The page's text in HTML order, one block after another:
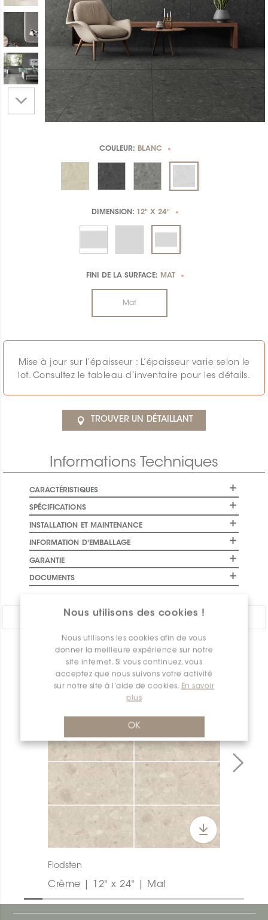
Nous utilisons des cookies !
Nous utilisons les cookies afin de vous
donner la meilleure expérience sur notre
site internet. Si vous continuez, vous
acceptez que nous suivons votre activité
sur notre site à l’aide de cookies. En savoir
plus
OK
COULEUR: BLANC *
DIMENSION: 12" X 24" *
FINI DE LA SURFACE: MAT *
Mat
Mise à jour sur l’épaisseur : L’épaisseur varie selon le
lot. Consultez le tableau d’inventaire pour les détails.
TROUVER UN DÉTAILLANT
Informations Techniques
CARACTÉRISTIQUES
SPÉCIFICATIONS
INSTALLATION ET MAINTENANCE
INFORMATION D'EMBALLAGE
GARANTIE
DOCUMENTS
PARTAGER:
APERÇU DES PRODUITS
Flodsten
Crème | 12" x 24" | Mat